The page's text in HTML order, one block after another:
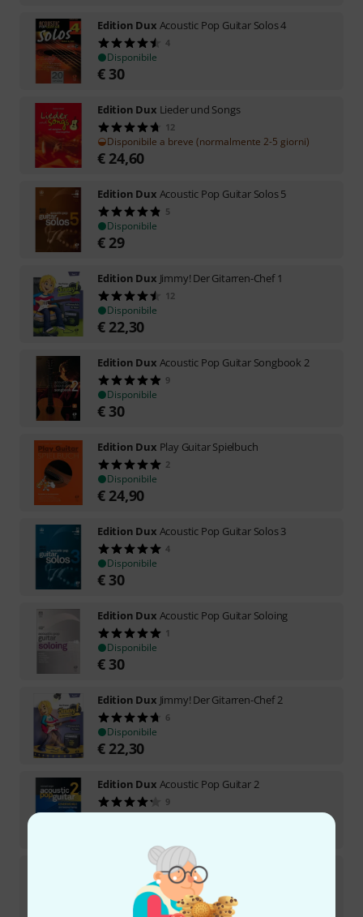
Edition Dux Acoustic Pop Guitar Solos 4
4
Disponibile
€ 30
Edition Dux Lieder und Songs
12
Disponibile a breve (normalmente 2-5 giorni)
€ 24,60
Edition Dux Acoustic Pop Guitar Solos 5
5
Disponibile
€ 29
Edition Dux Jimmy! Der Gitarren-Chef 1
12
Disponibile
€ 22,30
Edition Dux Acoustic Pop Guitar Songbook 2
9
Disponibile
€ 30
Edition Dux Play Guitar Spielbuch
2
Disponibile
€ 24,90
Edition Dux Acoustic Pop Guitar Solos 3
4
Disponibile
€ 30
Edition Dux Acoustic Pop Guitar Soloing
1
Disponibile
€ 30
Edition Dux Jimmy! Der Gitarren-Chef 2
6
Disponibile
€ 22,30
Edition Dux Acoustic Pop Guitar 2
9
Disponibile
Edition DuxAcoustic Pop Guitar Starter
Disponibile